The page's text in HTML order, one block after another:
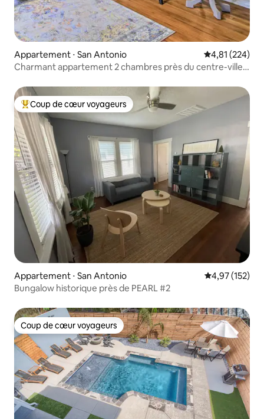
Appartement ⋅ San Antonio Évaluation
4,81 (224)
Charmant appartement 2 chambres près du centre-ville
Coups de cœur voyageurs les plus appréciés
Coup de cœur voyageurs
Appartement ⋅ San Antonio Évaluation
4,97 (152)
Bungalow historique près de PEARL #2
Coup de cœur voyageurs
Coup de cœur voyageurs